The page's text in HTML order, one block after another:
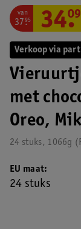
Verkoop via
met
Oreo,
24 stuks, 1066g
van
37.
95 34.
09
EU maat
24 stuks